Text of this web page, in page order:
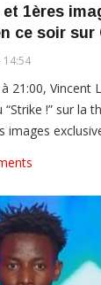
1ères
ce soir sur
21:00, Vincent
!” sur la
images